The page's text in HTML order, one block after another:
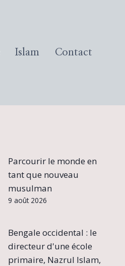
Islam Contact
Parcourir le monde en
tant que nouveau
musulman
9 août 2026
Bengale occidental : le
directeur d'une école
primaire, Nazrul Islam,